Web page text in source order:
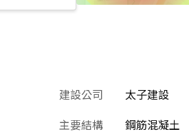
建設公司
太子建設
主要結構
鋼筋混凝土